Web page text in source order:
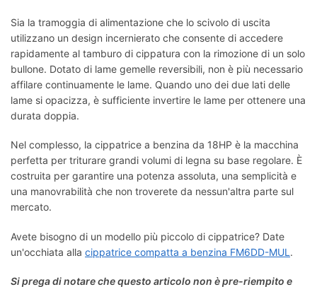
Sia la tramoggia di alimentazione che lo scivolo di uscita
utilizzano un design incernierato che consente di accedere
rapidamente al tamburo di cippatura con la rimozione di un solo
bullone. Dotato di lame gemelle reversibili, non è più necessario
affilare continuamente le lame. Quando uno dei due lati delle
lame si opacizza, è sufficiente invertire le lame per ottenere una
durata doppia.
Nel complesso, la cippatrice a benzina da 18HP è la macchina
perfetta per triturare grandi volumi di legna su base regolare. È
costruita per garantire una potenza assoluta, una semplicità e
una manovrabilità che non troverete da nessun'altra parte sul
mercato.
Avete bisogno di un modello più piccolo di cippatrice? Date
un'occhiata alla cippatrice compatta a benzina FM6DD-MUL .
Si prega di notare che questo articolo non è pre-riempito e